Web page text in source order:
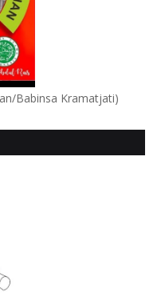
Babinsa Kramatjati)